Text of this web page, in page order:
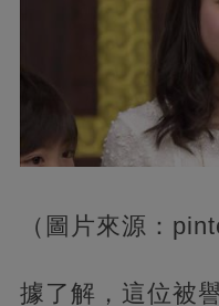
（圖片來源：
據了解，這位被